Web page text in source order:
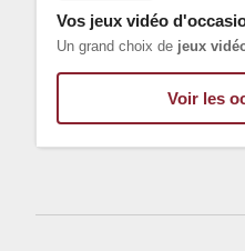
Vos jeux vidéo
Un grand choix de jeux
Voir les